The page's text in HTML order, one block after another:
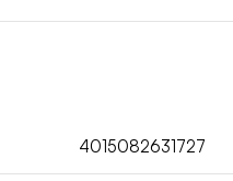
4015082631727